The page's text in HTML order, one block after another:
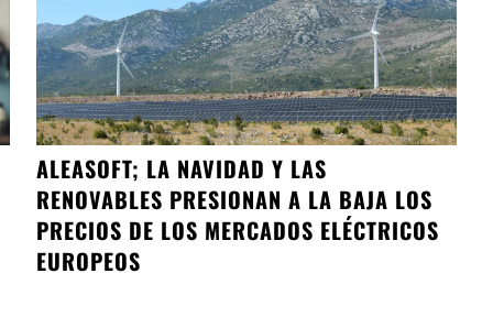
ALEASOFT; LA NAVIDAD Y LAS
RENOVABLES PRESIONAN A LA BAJA LOS
PRECIOS DE LOS MERCADOS ELÉCTRICOS
EUROPEOS